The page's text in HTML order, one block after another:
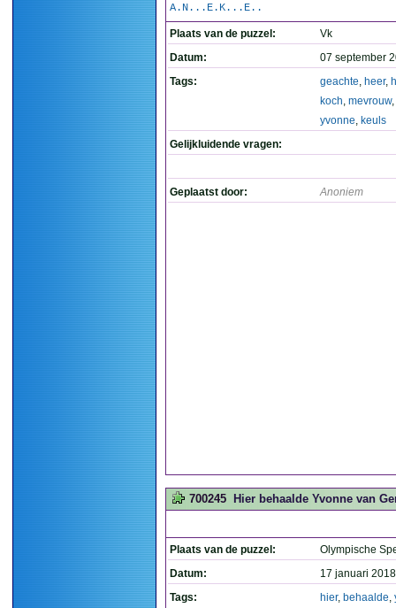
A.N...E.K...E..
Plaats van de puzzel:
Vk
Datum:
07 september
Tags:
geachte, heer,
koch, mevrouw,
yvonne, keuls
Gelijkluidende vragen:
Geplaatst door: Anoniem
700245 Hier behaalde Yvonne van
Plaats van de puzzel:
Olympische
Datum:
17 januari
Tags:
hier, behaalde,